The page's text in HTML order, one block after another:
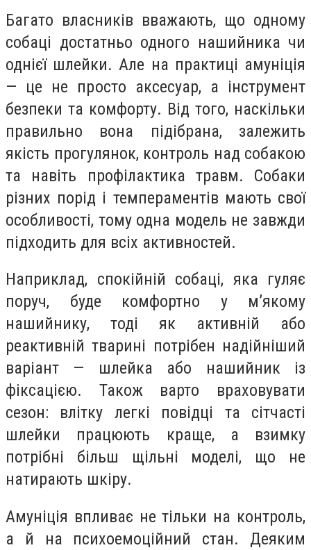
Багато власників вважають, що одному
собаці достатньо одного нашийника чи
однієї шлейки. Але на практиці амуніція
— це не просто аксесуар, а інструмент
безпеки та комфорту. Від того, наскільки
правильно вона підібрана, залежить
якість прогулянок, контроль над собакою
та навіть профілактика травм. Собаки
різних порід і темпераментів мають свої
особливості, тому одна модель не завжди
підходить для всіх активностей.
Наприклад, спокійній собаці, яка гуляє
поруч, буде комфортно у м’якому
нашийнику, тоді як активній або
реактивній тварині потрібен надійніший
варіант — шлейка або нашийник із
фіксацією. Також варто враховувати
сезон: влітку легкі повідці та сітчасті
шлейки працюють краще, а взимку
потрібні більш щільні моделі, що не
натирають шкіру.
Амуніція впливає не тільки на контроль,
а й на психоемоційний стан. Деяким